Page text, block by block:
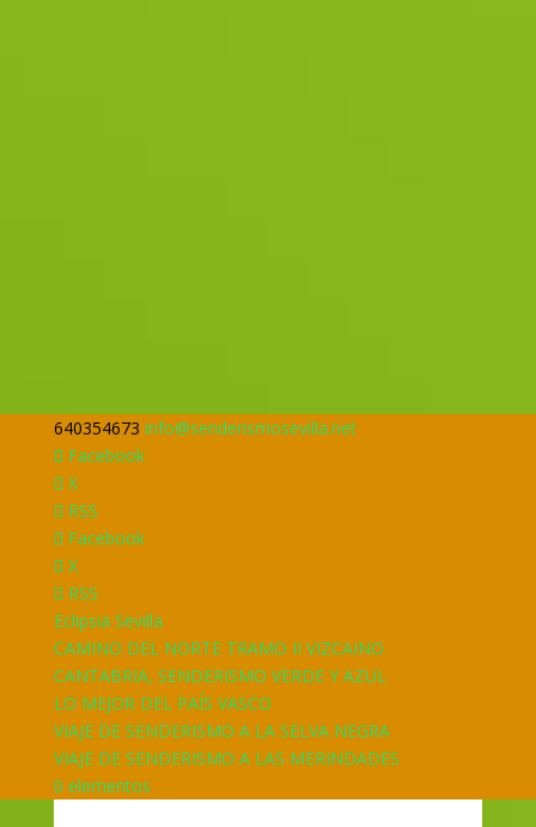
640354673 info@senderismosevilla.net
Facebook
X
RSS
Facebook
X
RSS
Eclipsia Sevilla
CAMINO DEL NORTE TRAMO II VIZCAINO
CANTABRIA, SENDERISMO VERDE Y AZUL
LO MEJOR DEL PAÍS VASCO
VIAJE DE SENDERISMO A LA SELVA NEGRA
VIAJE DE SENDERISMO A LAS MERINDADES
0 elementos